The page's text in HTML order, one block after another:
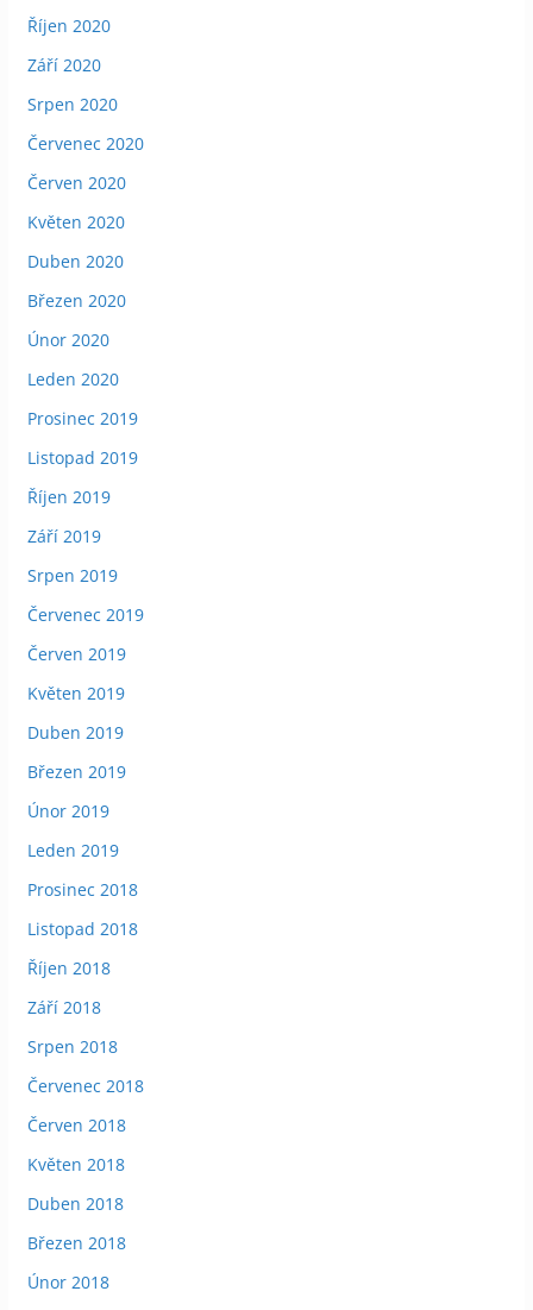
Říjen 2020
Září 2020
Srpen 2020
Červenec 2020
Červen 2020
Květen 2020
Duben 2020
Březen 2020
Únor 2020
Leden 2020
Prosinec 2019
Listopad 2019
Říjen 2019
Září 2019
Srpen 2019
Červenec 2019
Červen 2019
Květen 2019
Duben 2019
Březen 2019
Únor 2019
Leden 2019
Prosinec 2018
Listopad 2018
Říjen 2018
Září 2018
Srpen 2018
Červenec 2018
Červen 2018
Květen 2018
Duben 2018
Březen 2018
Únor 2018